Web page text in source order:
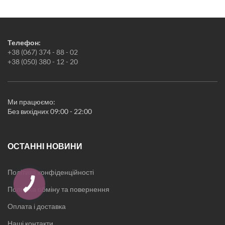
Простирадла
Килимки
Жіноча білизна
Піжами
Новорічні товари
Кухонні аксесуари
Телефон:
+38 (067) 374 - 88 - 02
+38 (050) 380 - 12 - 20
Ми працюємо:
Без вихідних 09:00 - 22:00
ОСТАННІ НОВИНИ
Політика конфіденційності
Політика обміну та повернення
Оплата і доставка